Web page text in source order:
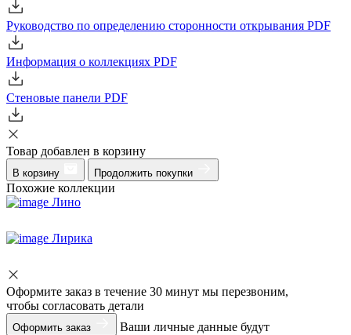
Руководство по определению сторонности открывания PDF
Информация о коллекциях PDF
Стеновые панели PDF
Товар добавлен в корзину
В корзину Продолжить покупки
Похожие коллекции
Лино
Лирика
Оформите заказ в течение 30 минут мы перезвоним,
чтобы согласовать детали
Оформить заказ
Ваши личные данные будут